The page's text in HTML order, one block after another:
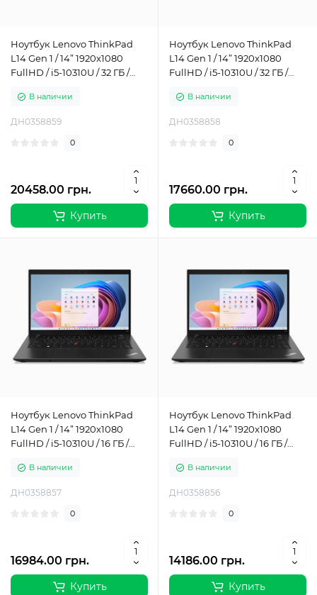
Ноутбук Lenovo ThinkPad
L14 Gen 1 / 14” 1920x1080
FullHD / i5-10310U / 32 ГБ /
Graphics / Класс Б
В наличии
ДН0358859
0
20458.00 грн.
Купить
Ноутбук Lenovo ThinkPad
L14 Gen 1 / 14” 1920x1080
FullHD / i5-10310U / 32 ГБ /
Graphics / Класс Б
В наличии
ДН0358858
0
17660.00 грн.
Купить
Ноутбук Lenovo ThinkPad
L14 Gen 1 / 14” 1920x1080
FullHD / i5-10310U / 16 ГБ /
Graphics / Класс Б
В наличии
ДН0358857
0
16984.00 грн.
Купить
Ноутбук Lenovo ThinkPad
L14 Gen 1 / 14” 1920x1080
FullHD / i5-10310U / 16 ГБ /
Graphics / Класс Б
В наличии
ДН0358856
0
14186.00 грн.
Купить